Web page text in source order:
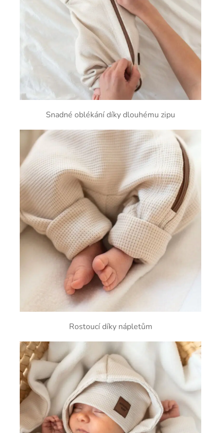
Snadné oblékání díky dlouhému zipu
Rostoucí díky nápletům